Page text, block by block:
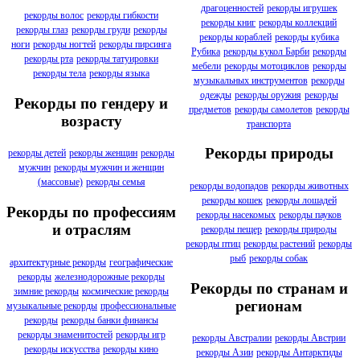
рекорды волос рекорды гибкости
рекорды глаз рекорды груди рекорды
ноги рекорды ногтей рекорды пирсинга
рекорды рта рекорды татуировки
рекорды тела рекорды языка
Рекорды по гендеру и
возрасту
рекорды детей рекорды женщин рекорды
мужчин рекорды мужчин и женщин
(массовые) рекорды семья
Рекорды по профессиям
и отраслям
архитектурные рекорды географические
рекорды железнодорожные рекорды
зимние рекорды космические рекорды
музыкальные рекорды профессиональные
рекорды рекорды банки финансы
рекорды знаменитостей рекорды игр
рекорды искусства рекорды кино
драгоценностей рекорды игрушек
рекорды книг рекорды коллекций
рекорды кораблей рекорды кубика
Рубика рекорды кукол Барби рекорды
мебели рекорды мотоциклов рекорды
музыкальных инструментов рекорды
одежды рекорды оружия рекорды
предметов рекорды самолетов рекорды
транспорта
Рекорды природы
рекорды водопадов рекорды животных
рекорды кошек рекорды лошадей
рекорды насекомых рекорды пауков
рекорды пещер рекорды природы
рекорды птиц рекорды растений рекорды
рыб рекорды собак
Рекорды по странам и
регионам
рекорды Австралии рекорды Австрии
рекорды Азии рекорды Антарктиды